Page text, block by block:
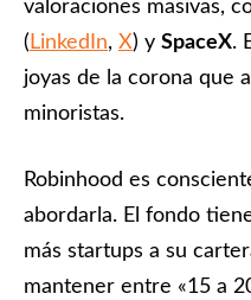
valoraciones masivas,
( LinkedIn, X) y SpaceX.
joyas de la corona que
minoristas.
Robinhood es
abordarla. El fondo
más startups a su
mantener entre «15 a